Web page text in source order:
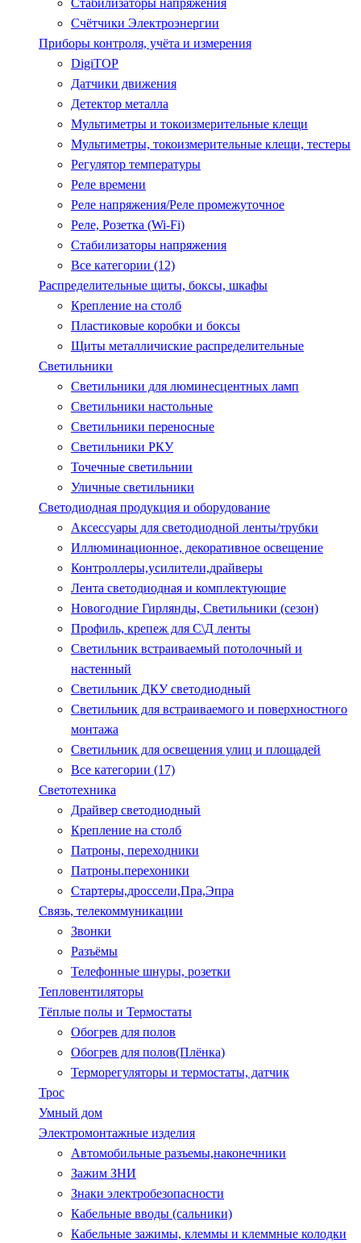
Стабилизаторы напряжения
Счётчики Электроэнергии
Приборы контроля, учёта и измерения
DigiTOP
Датчики движения
Детектор металла
Мультиметры и токоизмерительные клещи
Мультиметры, токоизмерительные клещи, тестеры
Регулятор температуры
Реле времени
Реле напряжения/Реле промежуточное
Реле, Розетка (Wi-Fi)
Стабилизаторы напряжения
Все категории (12)
Распределительные щиты, боксы, шкафы
Крепление на столб
Пластиковые коробки и боксы
Щиты металличиские распределительные
Светильники
Светильники для люминесцентных ламп
Светильники настольные
Светильники переносные
Светильники РКУ
Точечные светильнии
Уличные светильники
Светодиодная продукция и оборудование
Аксессуары для светодиодной ленты/трубки
Иллюминационное, декоративное освещение
Контроллеры,усилители,драйверы
Лента светодиодная и комплектующие
Новогодние Гирлянды, Светильники (сезон)
Профиль, крепеж для С\Д ленты
Светильник встраиваемый потолочный и
настенный
Светильник ДКУ светодиодный
Светильник для встраиваемого и поверхностного
монтажа
Светильник для освещения улиц и площадей
Все категории (17)
Светотехника
Драйвер светодиодный
Крепление на столб
Патроны, переходники
Патроны.перехоники
Стартеры,дроссели,Пра,Эпра
Связь, телекоммуникации
Звонки
Разъёмы
Телефонные шнуры, розетки
Тепловентиляторы
Тёплые полы и Термостаты
Обогрев для полов
Обогрев для полов(Плёнка)
Терморегуляторы и термостаты, датчик
Трос
Умный дом
Электромонтажные изделия
Автомобильные разъемы,наконечники
Зажим ЗНИ
Знаки электробезопасности
Кабельные вводы (сальники)
Кабельные зажимы, клеммы и клеммные колодки